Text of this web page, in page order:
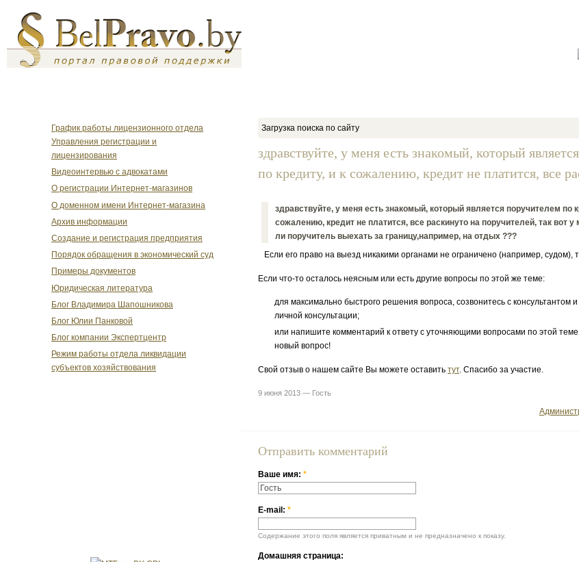
График работы лицензионного отдела
Управления регистрации и
лицензирования
Видеоинтервью с адвокатами
О регистрации Интернет-магазинов
О доменном имени Интернет-магазина
Архив информации
Создание и регистрация предприятия
Порядок обращения в экономический суд
Примеры документов
Юридическая литература
Блог Владимира Шапошникова
Блог Юлии Панковой
Блог компании Экспертцентр
Режим работы отдела ликвидации
субъектов хозяйствования
Загрузка поиска по сайту
здравствуйте, у меня есть знакомый, который
по кредиту, и к сожалению, кредит не платится, все
здравствуйте, у меня есть знакомый, который является поручителем по
сожалению, кредит не платится, все раскинуто на поручителей, так вот
ли поручитель выехать за границу,например, на отдых ???
Если его право на выезд никакими органами не ограничено (например, судом),
Если что-то осталось неясным или есть другие вопросы по этой же теме:
для максимально быстрого решения вопроса, созвонитесь с консультантом и
личной консультации;
или напишите комментарий к ответу с уточняющими вопросами по этой
новый вопрос!
Свой отзыв о нашем сайте Вы можете оставить тут. Спасибо за участие.
9 июня 2013 — Гость
Отправить комментарий
Ваше имя: *
E-mail: *
Содержание этого поля является приватным и не предназначено к показу.
Домашняя страница: